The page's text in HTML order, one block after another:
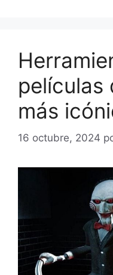
películas
más
16 octubre, 2024